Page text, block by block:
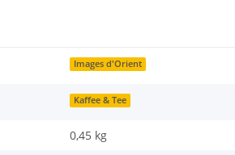
Images d'Orient
Kaffee & Tee
0,45 kg